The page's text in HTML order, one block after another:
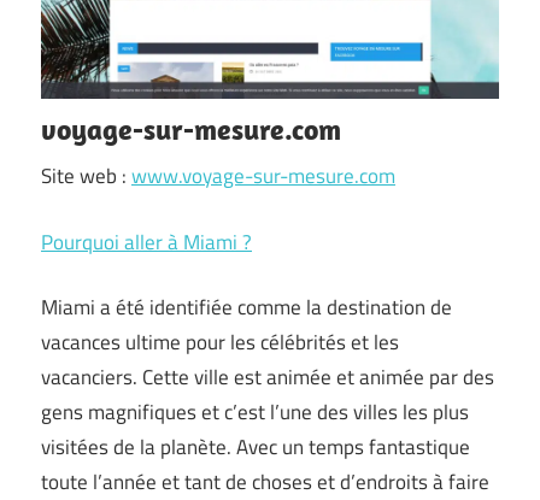
voyage-sur-mesure.com
Site web :www.voyage-sur-mesure.com
Pourquoi aller à Miami ?
Miami a été identifiée comme la destination de
vacances ultime pour les célébrités et les
vacanciers. Cette ville est animée et animée par des
gens magnifiques et c’est l’une des villes les plus
visitées de la planète. Avec un temps fantastique
toute l’année et tant de choses et d’endroits à faire